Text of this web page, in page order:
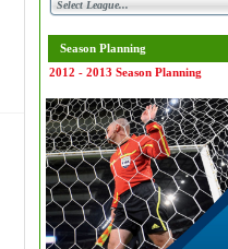
Season Planning
2012 - 2013 Season Planning